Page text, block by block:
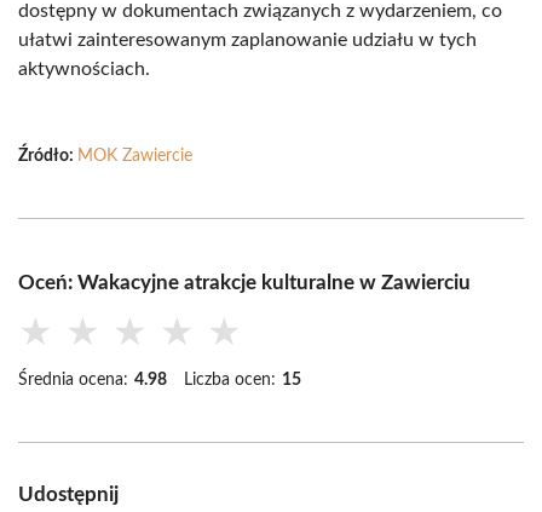
dostępny w dokumentach związanych z wydarzeniem, co
ułatwi zainteresowanym zaplanowanie udziału w tych
aktywnościach.
Źródło: MOK Zawiercie
Oceń: Wakacyjne atrakcje kulturalne w Zawierciu
★ ★ ★ ★ ★
Średnia ocena: 4.98 Liczba ocen: 15
Udostępnij